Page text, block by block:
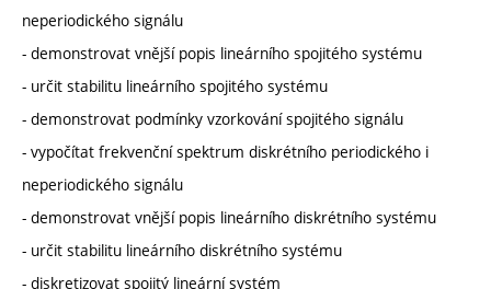
neperiodického signálu
- demonstrovat vnější popis lineárního spojitého systému
- určit stabilitu lineárního spojitého systému
- demonstrovat podmínky vzorkování spojitého signálu
- vypočítat frekvenční spektrum diskrétního periodického i
neperiodického signálu
- demonstrovat vnější popis lineárního diskrétního systému
- určit stabilitu lineárního diskrétního systému
- diskretizovat spojitý lineární systém